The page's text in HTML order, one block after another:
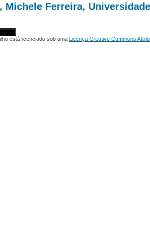
Michele Ferreira,
está licenciado sob uma Licença Creative Commons